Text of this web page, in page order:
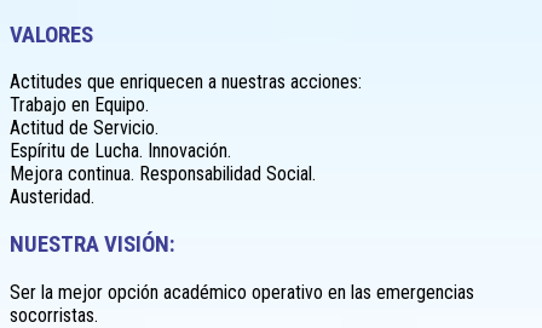
VALORES
Actitudes que enriquecen a nuestras acciones:
Trabajo en Equipo.
Actitud de Servicio.
Espíritu de Lucha. Innovación.
Mejora continua. Responsabilidad Social.
Austeridad.
NUESTRA VISIÓN:
Ser la mejor opción académico operativo en las emergencias
socorristas.